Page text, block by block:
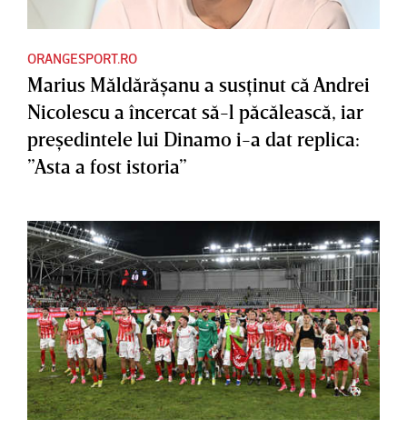
ORANGESPORT.RO
Marius Măldărăşanu a susţinut că Andrei
Nicolescu a încercat să-l păcălească, iar
preşedintele lui Dinamo i-a dat replica:
”Asta a fost istoria”